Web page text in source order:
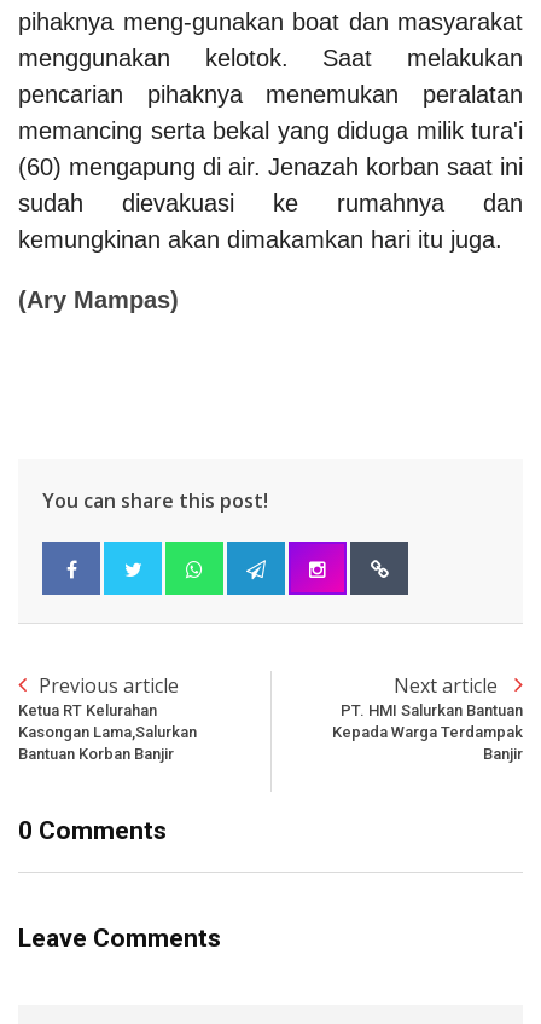
pihaknya meng-gunakan boat dan masyarakat
menggunakan kelotok. Saat melakukan
pencarian pihaknya menemukan peralatan
memancing serta bekal yang diduga milik tura'i
(60) mengapung di air. Jenazah korban saat ini
sudah dievakuasi ke rumahnya dan
kemungkinan akan dimakamkan hari itu juga.
(Ary Mampas)
You can share this post!
Previous article
Ketua RT Kelurahan
Kasongan Lama,Salurkan
Bantuan Korban Banjir
Next article
PT. HMI Salurkan Bantuan
Kepada Warga Terdampak
Banjir
0 Comments
Leave Comments